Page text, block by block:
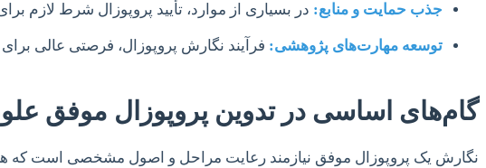
جذب حمایت و منابع: در بسیاری از موارد، تأیید پروپوزال شرط لازم
توسعه مهارت‌های پژوهشی: فرآیند نگارش پروپوزال، فرصتی عالی
گام‌های اساسی در تدوین پروپوزال موفق
نگارش یک پروپوزال موفق نیازمند رعایت مراحل و اصول مشخصی است که هر